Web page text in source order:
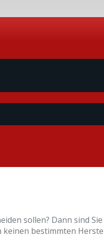
sollen? Dann sind
bestimmten